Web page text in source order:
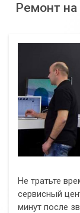
Ремонт на
Не тратьте
сервисный
минут после